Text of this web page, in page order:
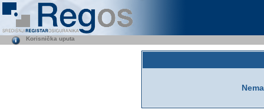
Korisnička uputa